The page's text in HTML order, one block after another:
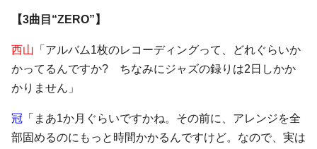
【3曲目“ZERO”】
西山 「アルバム1枚のレコーディングって、どれぐらいか
かってるんですか? ちなみにジャズの録りは2日しかか
かりません」
冠 「まあ1か月ぐらいですかね。その前に、アレンジを全
部固めるのにもっと時間かかるんですけど。なので、実は